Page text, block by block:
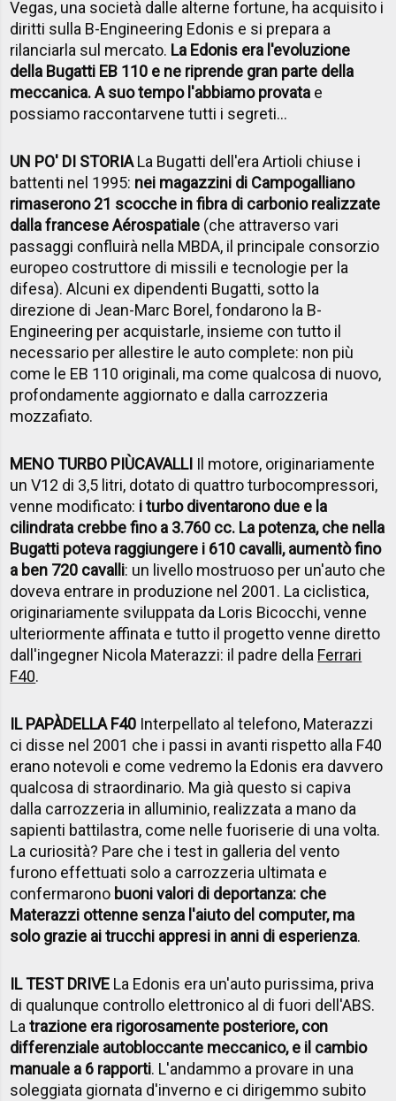
Vegas, una società dalle alterne fortune, ha acquisito i
diritti sulla B-Engineering Edonis e si prepara a
rilanciarla sul mercato. La Edonis era l'evoluzione
della Bugatti EB 110 e ne riprende gran parte della
meccanica. A suo tempo l'abbiamo provata e
possiamo raccontarvene tutti i segreti...
UN PO' DI STORIALa Bugatti dell'era Artioli chiuse i
battenti nel 1995: nei magazzini di Campogalliano
rimaserono 21 scocche in fibra di carbonio realizzate
dalla francese Aérospatiale (che attraverso vari
passaggi confluirà nella MBDA, il principale consorzio
europeo costruttore di missili e tecnologie per la
difesa). Alcuni ex dipendenti Bugatti, sotto la
direzione di Jean-Marc Borel, fondarono la B-
Engineering per acquistarle, insieme con tutto il
necessario per allestire le auto complete: non più
come le EB 110 originali, ma come qualcosa di nuovo,
profondamente aggiornato e dalla carrozzeria
mozzafiato.
MENO TURBO PIÙCAVALLI Il motore, originariamente
un V12 di 3,5 litri, dotato di quattro turbocompressori,
venne modificato: i turbo diventarono due e la
cilindrata crebbe fino a 3.760 cc. La potenza, che nella
Bugatti poteva raggiungere i 610 cavalli, aumentò fino
a ben 720 cavalli: un livello mostruoso per un'auto che
doveva entrare in produzione nel 2001. La ciclistica,
originariamente sviluppata da Loris Bicocchi, venne
ulteriormente affinata e tutto il progetto venne diretto
dall'ingegner Nicola Materazzi: il padre della Ferrari
F40.
IL PAPÀDELLA F40 Interpellato al telefono, Materazzi
ci disse nel 2001 che i passi in avanti rispetto alla F40
erano notevoli e come vedremo la Edonis era davvero
qualcosa di straordinario. Ma già questo si capiva
dalla carrozzeria in alluminio, realizzata a mano da
sapienti battilastra, come nelle fuoriserie di una volta.
La curiosità? Pare che i test in galleria del vento
furono effettuati solo a carrozzeria ultimata e
confermarono buoni valori di deportanza: che
Materazzi ottenne senza l'aiuto del computer, ma
solo grazie ai trucchi appresi in anni di esperienza.
IL TEST DRIVE La Edonis era un'auto purissima, priva
di qualunque controllo elettronico al di fuori dell'ABS.
Latrazione era rigorosamente posteriore, con
differenziale autobloccante meccanico, e il cambio
manuale a 6 rapporti. L'andammo a provare in una
soleggiata giornata d'inverno e ci dirigemmo subito